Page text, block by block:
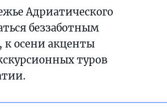
Адриатического
беззаботным
осени акценты
туров